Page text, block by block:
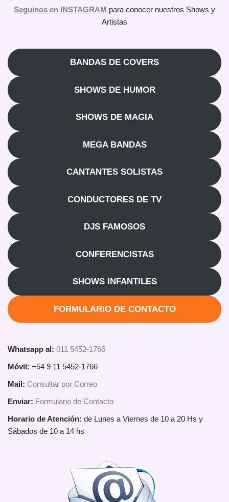
Seguinos en INSTAGRAM para conocer nuestros Shows y
Artistas
BANDAS DE COVERS
SHOWS DE HUMOR
SHOWS DE MAGIA
MEGA BANDAS
CANTANTES SOLISTAS
CONDUCTORES DE TV
DJS FAMOSOS
CONFERENCISTAS
SHOWS INFANTILES
FORMULARIO DE CONTACTO
Whatsapp al: 011 5452-1766
Móvil: +54 9 11 5452-1766
Mail: Consultar por Correo
Enviar: Formulario de Contacto
Horario de Atención: de Lunes a Viernes de 10 a 20 Hs y
Sábados de 10 a 14 hs